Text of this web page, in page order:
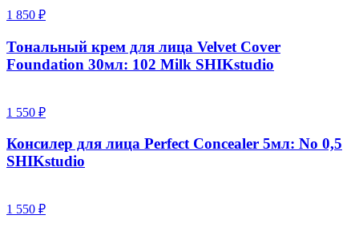
1 850 ₽
Тональный крем для лица Velvet Cover
Foundation 30мл: 102 Milk SHIKstudio
1 550 ₽
Консилер для лица Perfect Concealer 5мл: No 0,5
SHIKstudio
1 550 ₽